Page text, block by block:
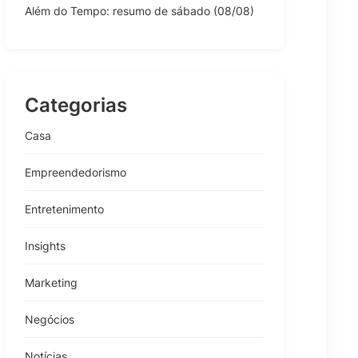
Além do Tempo: resumo de sábado (08/08)
Categorias
Casa
Empreendedorismo
Entretenimento
Insights
Marketing
Negócios